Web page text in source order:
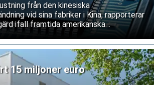
från den kinesiska
vid sina fabriker i Kina, rapporterar
ifall framtida amerikanska
av västerländsk utrustning. Båda
15 miljoner euro